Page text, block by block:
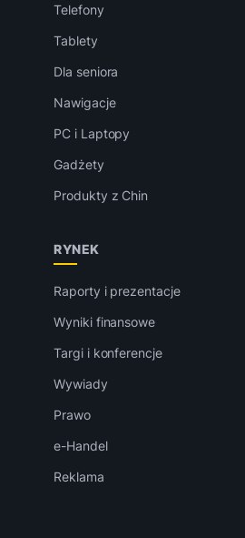
Telefony
Tablety
Dla seniora
Nawigacje
PC i Laptopy
Gadżety
Produkty z Chin
RYNEK
Raporty i prezentacje
Wyniki finansowe
Targi i konferencje
Wywiady
Prawo
e-Handel
Reklama